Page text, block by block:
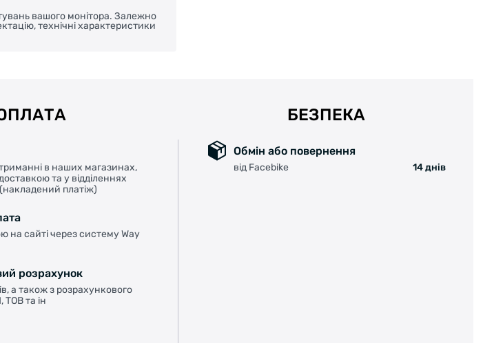
вашого монітора. Залежно
технічні характеристики
в наших магазинах,
та у відділеннях
платіж)
на сайті через систему Way
розрахунок
а також з розрахункового
та ін
БЕЗПЕКА
Обмін або повернення
від Facebike 14 днів